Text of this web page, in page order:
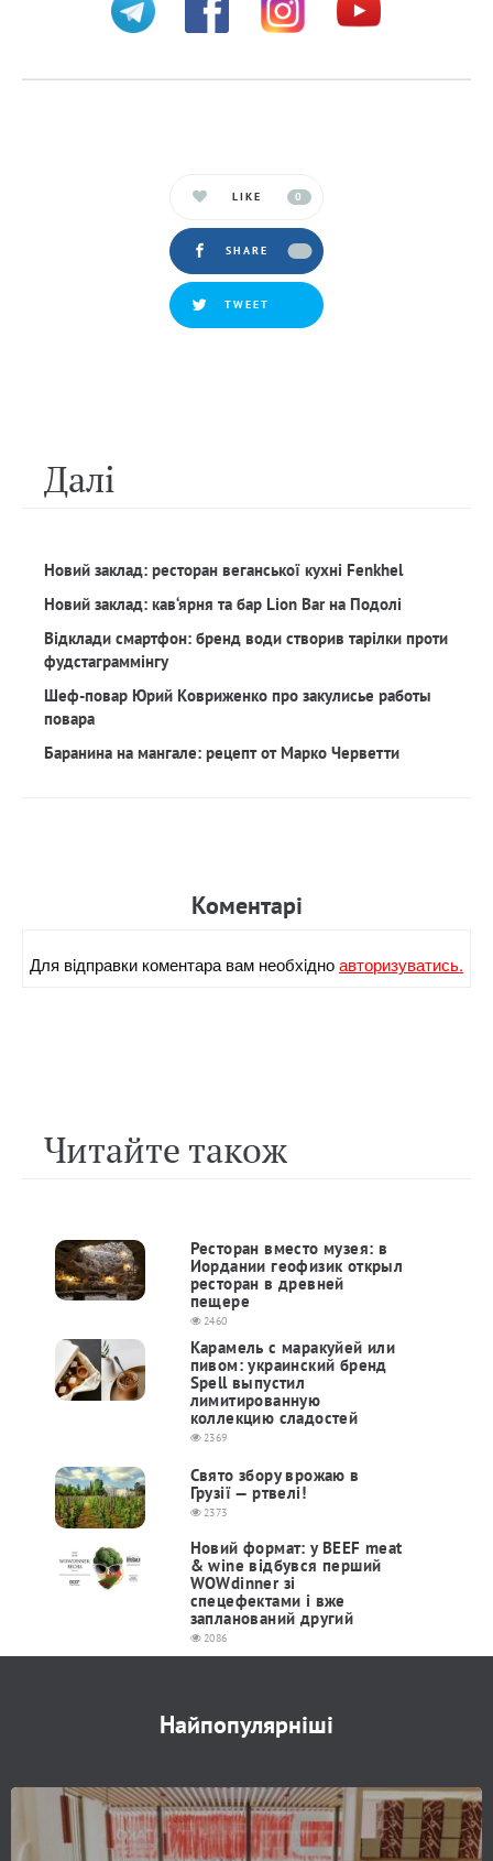
LIKE 0
SHARE
TWEET
Далi
Новий заклад: ресторан веганської кухні Fenkhel
Новий заклад: кав‘ярня та бар Lion Bar на Подолі
Відклади смартфон: бренд води створив тарілки проти
фудстаграммінгу
Шеф-повар Юрий Ковриженко про закулисье работы
повара
Баранина на мангале: рецепт от Марко Черветти
Коментарi
Для вiдправки коментара вам необхiдноавторизуватись.
Читайте також
Ресторан вместо музея: в
Иордании геофизик открыл
ресторан в древней
пещере
2460
Карамель с маракуйей или
пивом: украинский бренд
Spell выпустил
лимитированную
коллекцию сладостей
2369
Свято збору врожаю в
Грузії — ртвелі!
2373
Новий формат: у BEEF meat
& wine відбувся перший
WOWdinner зі
спецефектами і вже
запланований другий
2086
Найпопулярніші